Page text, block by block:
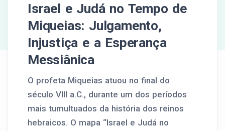
Israel e Judá no Tempo de
Miqueias: Julgamento,
Injustiça e a Esperança
Messiânica
O profeta Miqueias atuou no final do
século VIII a.C., durante um dos períodos
mais tumultuados da história dos reinos
hebraicos. O mapa “Israel e Judá no